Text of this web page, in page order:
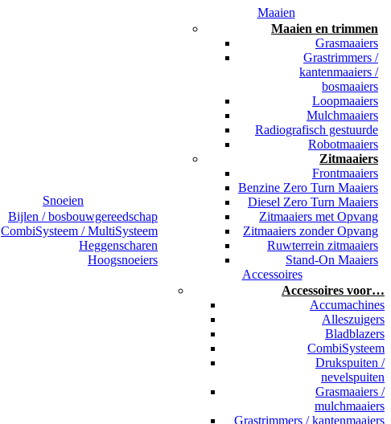
Snoeien
Bijlen / bosbouwgereedschap
CombiSysteem / MultiSysteem
Heggenscharen
Hoogsnoeiers
Maaien
Maaien en trimmen
Grasmaaiers
Grastrimmers /
kantenmaaiers /
bosmaaiers
Loopmaaiers
Mulchmaaiers
Radiografisch gestuurde
Robotmaaiers
Zitmaaiers
Frontmaaiers
Benzine Zero Turn Maaiers
Diesel Zero Turn Maaiers
Zitmaaiers met Opvang
Zitmaaiers zonder Opvang
Ruwterrein zitmaaiers
Stand-On Maaiers
Accessoires
Accessoires voor…
Accumachines
Alleszuigers
Bladblazers
CombiSysteem
Drukspuiten /
nevelspuiten
Grasmaaiers /
mulchmaaiers
Grastrimmers / kantenmaaiers